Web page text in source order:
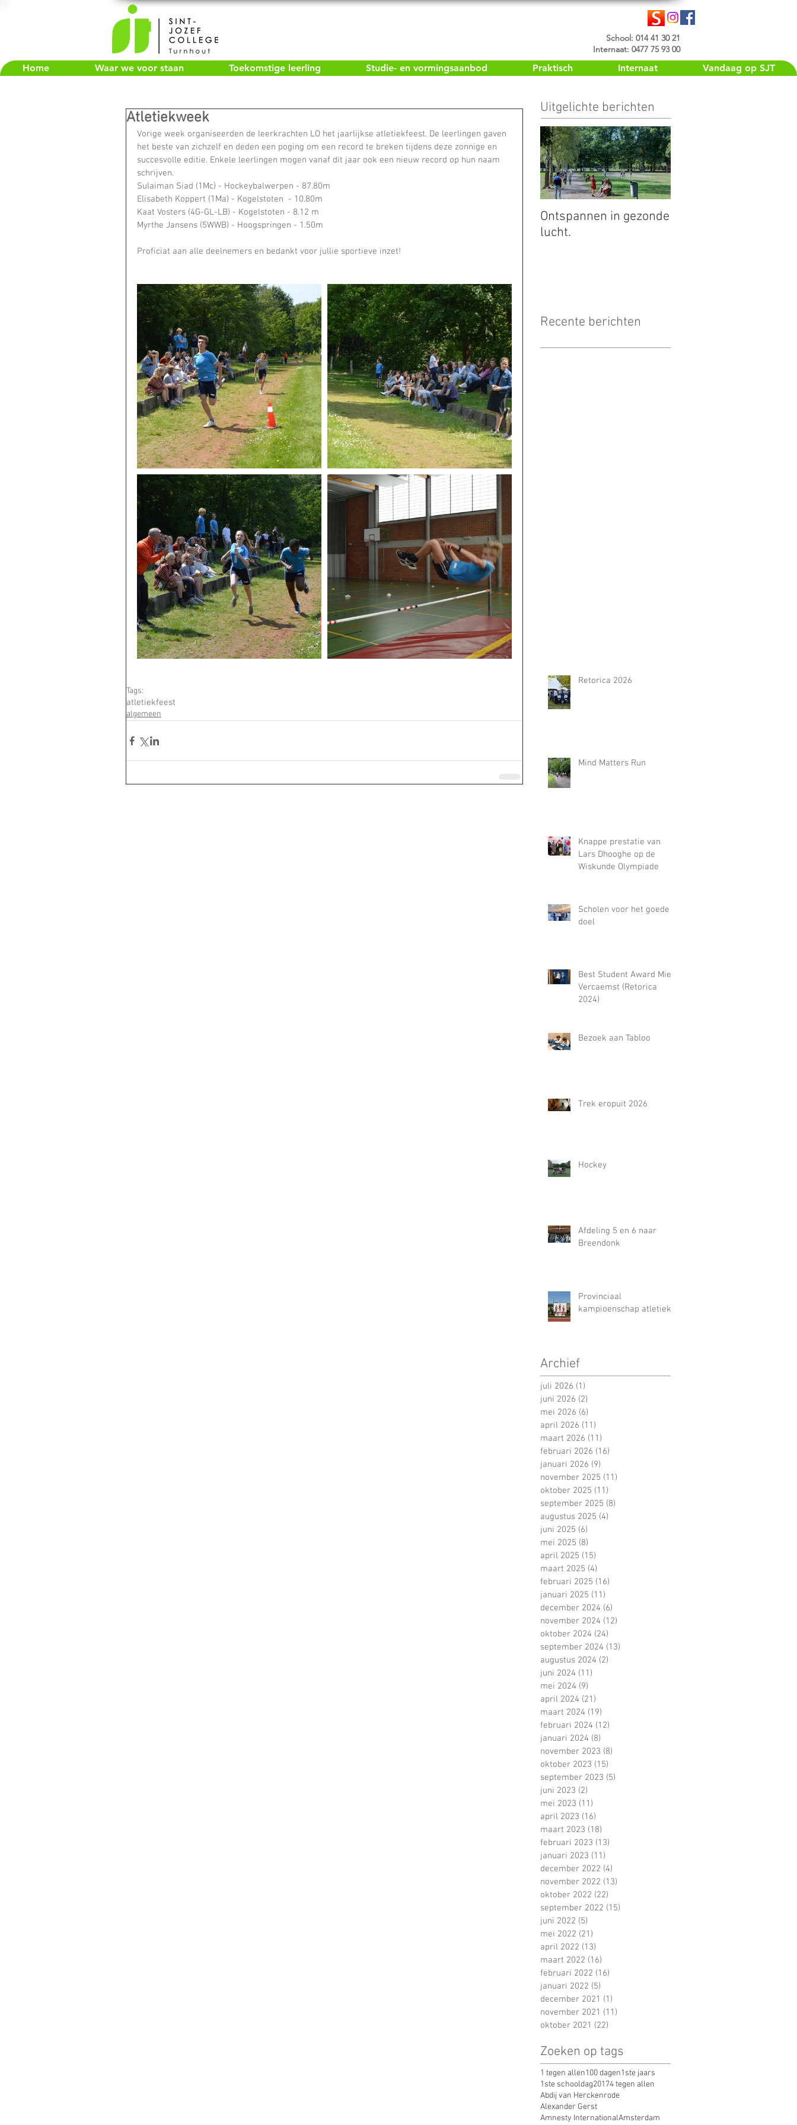
School: 014 41 30 21
Internaat: 0477 75 93 00
Home Waar we voor staan Toekomstige leerling Studie- en vormingsaanbod Praktisch Internaat Vandaag op SJT
Atletiekweek
Vorige week organiseerden de leerkrachten LO het jaarlijkse atletiekfeest. De leerlingen gaven
het beste van zichzelf en deden een poging om een record te breken tijdens deze zonnige en
succesvolle editie. Enkele leerlingen mogen vanaf dit jaar ook een nieuw record op hun naam
schrijven.
Sulaiman Siad (1Mc) - Hockeybalwerpen - 87.80m
Elisabeth Koppert (1Ma) - Kogelstoten  - 10.80m
Kaat Vosters (4G-GL-LB) - Kogelstoten - 8.12 m
Myrthe Jansens (5WWB) - Hoogspringen - 1.50m
Proficiat aan alle deelnemers en bedankt voor jullie sportieve inzet!
Tags:
atletiekfeest
algemeen
Uitgelichte berichten
Ontspannen in gezonde
lucht.
Recente berichten
Retorica 2026
Mind Matters Run
Knappe prestatie van
Lars Dhooghe op de
Wiskunde Olympiade
Scholen voor het goede
doel
Best Student Award Miel
Vercaemst (Retorica
2024)
Bezoek aan Tabloo
Trek eropuit 2026
Hockey
Afdeling 5 en 6 naar
Breendonk
Provinciaal
kampioenschap atletiek
Archief
juli 2026 (1)
juni 2026 (2)
mei 2026 (6)
april 2026 (11)
maart 2026 (11)
februari 2026 (16)
januari 2026 (9)
november 2025 (11)
oktober 2025 (11)
september 2025 (8)
augustus 2025 (4)
juni 2025 (6)
mei 2025 (8)
april 2025 (15)
maart 2025 (4)
februari 2025 (16)
januari 2025 (11)
december 2024 (6)
november 2024 (12)
oktober 2024 (24)
september 2024 (13)
augustus 2024 (2)
juni 2024 (11)
mei 2024 (9)
april 2024 (21)
maart 2024 (19)
februari 2024 (12)
januari 2024 (8)
november 2023 (8)
oktober 2023 (15)
september 2023 (5)
juni 2023 (2)
mei 2023 (11)
april 2023 (16)
maart 2023 (18)
februari 2023 (13)
januari 2023 (11)
december 2022 (4)
november 2022 (13)
oktober 2022 (22)
september 2022 (15)
juni 2022 (5)
mei 2022 (21)
april 2022 (13)
maart 2022 (16)
februari 2022 (16)
januari 2022 (5)
december 2021 (1)
november 2021 (11)
oktober 2021 (22)
Zoeken op tags
1 tegen allen100 dagen1ste jaars
1ste schooldag20174 tegen allen
Abdij van Herckenrode
Alexander Gerst
Amnesty InternationalAmsterdam